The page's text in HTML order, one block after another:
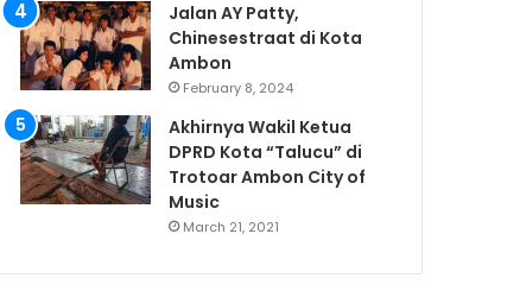
Jalan AY Patty,
Chinesestraat di Kota
Ambon
February 8, 2024
Akhirnya Wakil Ketua
DPRD Kota “Talucu” di
Trotoar Ambon City of
Music
March 21, 2021